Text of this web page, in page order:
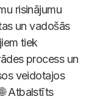
risinājumu
un vadošās
tiek
process un
veidotajos
Atbalstīts